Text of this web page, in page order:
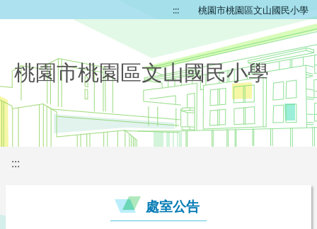
::: 桃園市桃園區文山國民小學
桃園市桃園區文山國民小學
:::
處室公告